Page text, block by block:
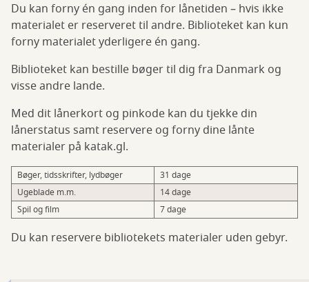
Du kan forny én gang inden for lånetiden – hvis ikke
materialet er reserveret til andre. Biblioteket kan kun
forny materialet yderligere én gang.
Biblioteket kan bestille bøger til dig fra Danmark og
visse andre lande.
Med dit lånerkort og pinkode kan du tjekke din
lånerstatus samt reservere og forny dine lånte
materialer på katak.gl.
Bøger, tidsskrifter, lydbøger
31 dage
Ugeblade m.m.
14 dage
Spil og film
7 dage
Du kan reservere bibliotekets materialer uden gebyr.